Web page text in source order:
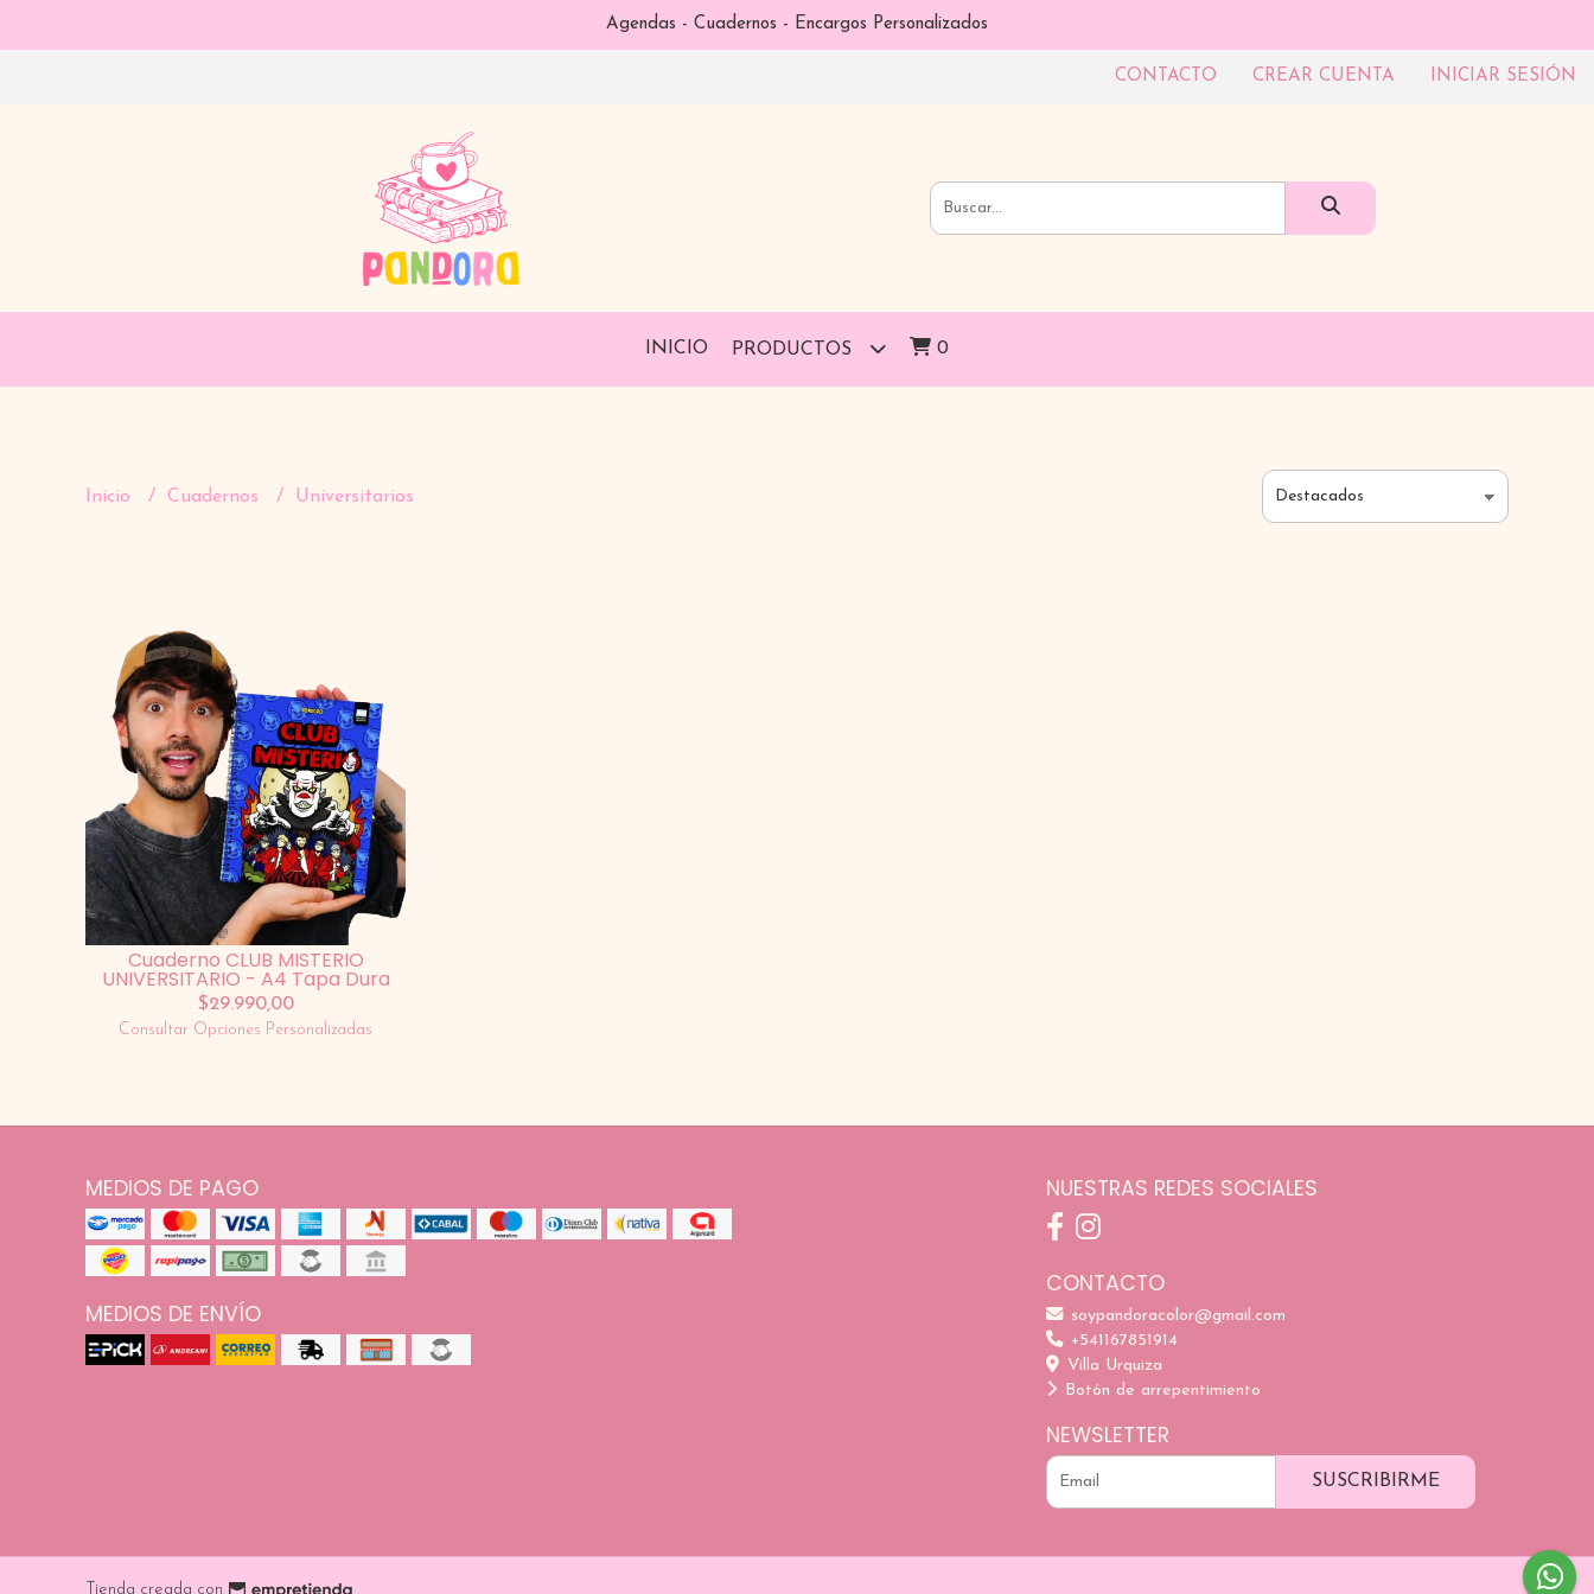
Agendas - Cuadernos - Encargos Personalizados
CONTACTO CREAR CUENTA INICIAR SESIÓN
INICIO PRODUCTOS 0
Inicio Cuadernos Universitarios
Cuaderno CLUB MISTERIO
UNIVERSITARIO - A4 Tapa Dura
$29.990,00
Consultar Opciones Personalizadas
MEDIOS DE PAGO
MEDIOS DE ENVÍO
NUESTRAS REDES SOCIALES
CONTACTO
soypandoracolor@gmail.com
+541167851914
Villa Urquiza
Botón de arrepentimiento
NEWSLETTER
SUSCRIBIRME
Tienda creada con